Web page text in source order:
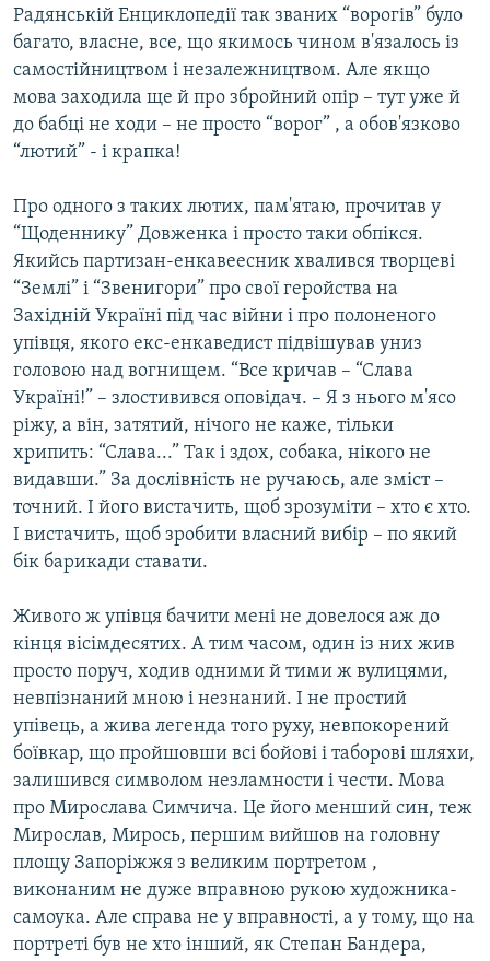
Радянській Енциклопедії так званих “ворогів” було
багато, власне, все, що якимось чином в'язалось із
самостійництвом і незалежництвом. Але якщо
мова заходила ще й про збройний опір – тут уже й
до бабці не ходи – не просто “ворог” , а обов'язково
“лютий” - і крапка!
Про одного з таких лютих, пам'ятаю, прочитав у
“Щоденнику” Довженка і просто таки обпікся.
Якийсь партизан-енкавеесник хвалився творцеві
“Землі” і “Звенигори” про свої геройства на
Західній Україні під час війни і про полоненого
упівця, якого екс-енкаведист підвішував униз
головою над вогнищем. “Все кричав – “Слава
Україні!” – злостивився оповідач. – Я з нього м'ясо
ріжу, а він, затятий, нічого не каже, тільки
хрипить: “Слава...” Так і здох, собака, нікого не
видавши.” За дослівність не ручаюсь, але зміст –
точний. І його вистачить, щоб зрозуміти – хто є хто.
І вистачить, щоб зробити власний вибір – по який
бік барикади ставати.
Живого ж упівця бачити мені не довелося аж до
кінця вісімдесятих. А тим часом, один із них жив
просто поруч, ходив одними й тими ж вулицями,
невпізнаний мною і незнаний. І не простий
упівець, а жива легенда того руху, невпокорений
боївкар, що пройшовши всі бойові і таборові шляхи,
залишився символом незламности і чести. Мова
про Мирослава Симчича. Це його менший син, теж
Мирослав, Мирось, першим вийшов на головну
площу Запоріжжя з великим портретом ,
виконаним не дуже вправною рукою художника-
самоука. Але справа не у вправності, а у тому, що на
портреті був не хто інший, як Степан Бандера,